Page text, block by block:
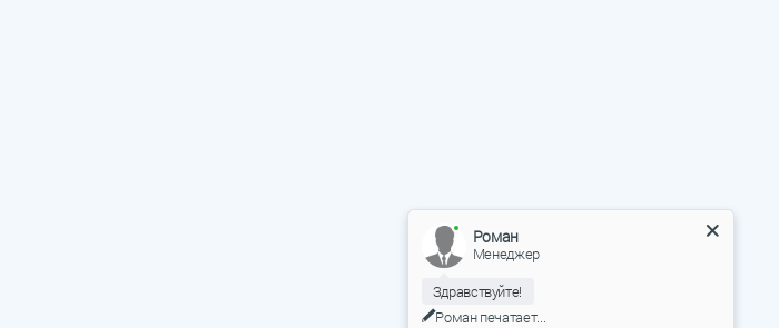
Роман
Менеджер
Здравствуйте!
Романпечатает...